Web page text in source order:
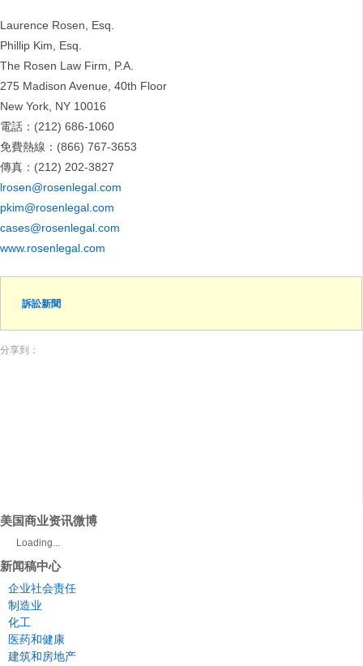
Laurence Rosen, Esq.
Phillip Kim, Esq.
The Rosen Law Firm, P.A.
275 Madison Avenue, 40th Floor
New York, NY 10016
電話：(212) 686-1060
免費熱線：(866) 767-3653
傳真：(212) 202-3827
lrosen@rosenlegal.com
pkim@rosenlegal.com
cases@rosenlegal.com
www.rosenlegal.com
訴訟新聞
分享到：
美国商业资讯微博
Loading...
新闻稿中心
企业社会责任
制造业
化工
医药和健康
建筑和房地产